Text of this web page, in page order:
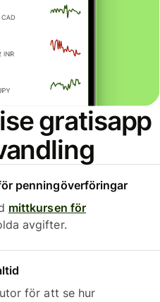
gratisapp
penningöverföringar
mittkursen för
avgifter.
för att se hur